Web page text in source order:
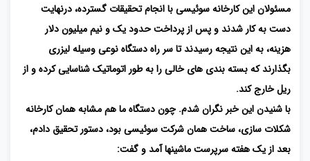
مسئولان این کارخانه سوئیسی با انجام تحقیقات گسترده، درنهایت
دست به کار شدند و پس از پرداخت حدود یک و نیم میلیون دلار
هزینه، به این نتیجه رسیدند تا سر راه دستگاه نوعی وسیله لیزری
بگذارند که بسته بندی های خالی را به طور اتوماتیک شناسایی کرده و از
ریل خارج کند.
با شنیدن این خبر نگران شدم. چون دستگاه ما هم مشابه همان کارخانه
شکلات سازی، ساخت همان شرکت سوئیسی بود، دستور تحقیق دادم،
بعد از یک هفته سرپرست ماشینها آمد و گفت: